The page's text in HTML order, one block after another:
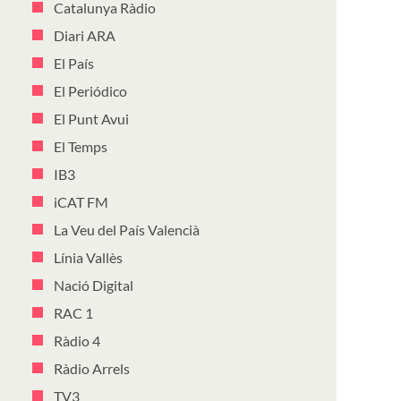
Catalunya Ràdio
Diari ARA
El País
El Periódico
El Punt Avui
El Temps
IB3
iCAT FM
La Veu del País Valencià
Línia Vallès
Nació Digital
RAC 1
Ràdio 4
Ràdio Arrels
TV3